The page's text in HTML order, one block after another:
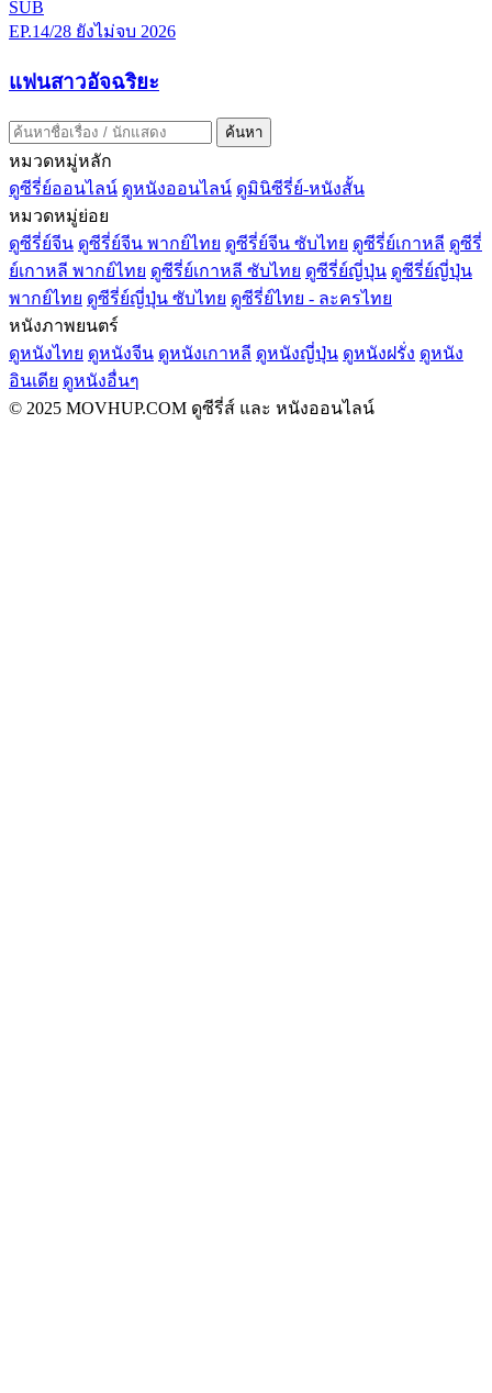
SUB
EP.14/28 ยังไม่จบ 2026
แฟนสาวอัจฉริยะ
ค้นหา
หมวดหมู่หลัก
ดูซีรี่ย์ออนไลน์ ดูหนังออนไลน์ ดูมินิซีรี่ย์-หนังสั้น
หมวดหมู่ย่อย
ดูซีรี่ย์จีน ดูซีรี่ย์จีน พากย์ไทย ดูซีรี่ย์จีน ซับไทย ดูซีรี่ย์เกาหลี ดูซีรี่
ย์เกาหลี พากย์ไทย ดูซีรี่ย์เกาหลี ซับไทย ดูซีรี่ย์ญี่ปุ่น ดูซีรี่ย์ญี่ปุ่น
พากย์ไทย ดูซีรี่ย์ญี่ปุ่น ซับไทย ดูซีรี่ย์ไทย - ละครไทย
หนังภาพยนตร์
ดูหนังไทย ดูหนังจีน ดูหนังเกาหลี ดูหนังญี่ปุ่น ดูหนังฝรั่ง ดูหนัง
อินเดีย ดูหนังอื่นๆ
© 2025 MOVHUP.COM ดูซีรี่ส์ และ หนังออนไลน์